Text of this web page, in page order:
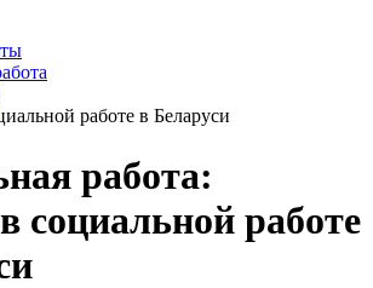
работе в Беларуси
работа:
социальной работе